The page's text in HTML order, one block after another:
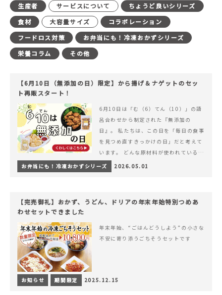
生産者
サービスについて
ちょうど良いシリーズ
食材
大容量サイズ
コラボレーション
フードロス対策
お弁当にも！冷凍おかずシリーズ
栄養コラム
その他
【6月10日（無添加の日）限定】から揚げ＆ナゲットのセッ
ト再販スタート！
6月10日は「む（6）てん（10）」の語
呂合わせから制定された『無添加の
日』。 私たちは、この日を「毎日の食事
を見つめ直すきっかけの日」だと考えて
います。 どんな原材料が使われているの
か。 どのようにつくられているのか。&
hellip; 続きを読む 【6月10日（無添加
お弁当にも！冷凍おかずシリーズ 2026.05.01
【完売御礼】おかず、うどん、ドリアの年末年始特別つめあ
わせセットできました
年末年始、“ごはんどうしよう”の小さな
不安に寄り添うごちそうセットです
お知らせ 期間限定 2025.12.15